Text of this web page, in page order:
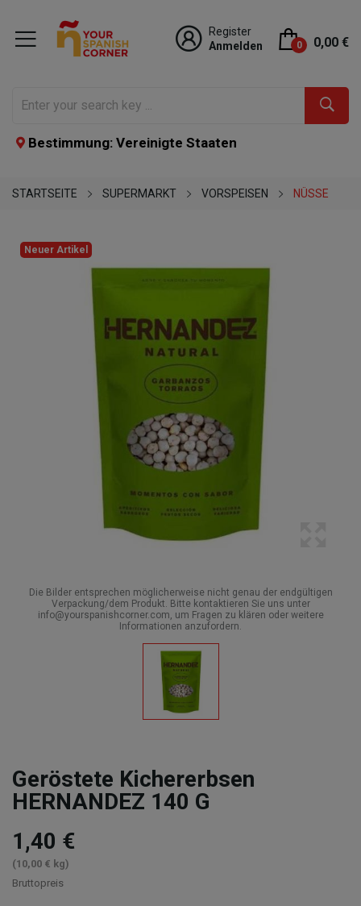
Register
Anmelden
0 0,00 €
Bestimmung: Vereinigte Staaten
STARTSEITE SUPERMARKT VORSPEISEN NÜSSE
Neuer Artikel
Die Bilder entsprechen möglicherweise nicht genau der endgültigen
Verpackung/dem Produkt. Bitte kontaktieren Sie uns unter
info@yourspanishcorner.com, um Fragen zu klären oder weitere
Informationen anzufordern.
Geröstete Kichererbsen
HERNANDEZ 140 G
1,40 €
(10,00 € kg)
Bruttopreis